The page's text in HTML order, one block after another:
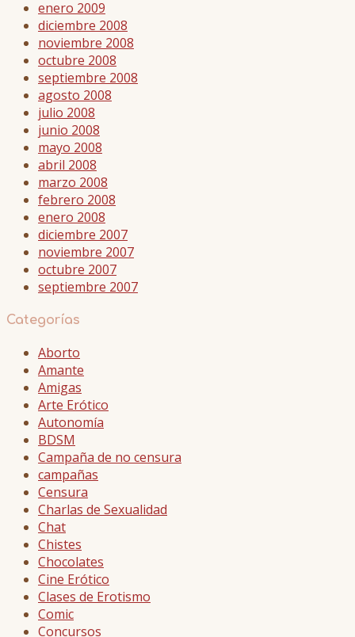
enero 2009
diciembre 2008
noviembre 2008
octubre 2008
septiembre 2008
agosto 2008
julio 2008
junio 2008
mayo 2008
abril 2008
marzo 2008
febrero 2008
enero 2008
diciembre 2007
noviembre 2007
octubre 2007
septiembre 2007
Categorías
Aborto
Amante
Amigas
Arte Erótico
Autonomía
BDSM
Campaña de no censura
campañas
Censura
Charlas de Sexualidad
Chat
Chistes
Chocolates
Cine Erótico
Clases de Erotismo
Comic
Concursos